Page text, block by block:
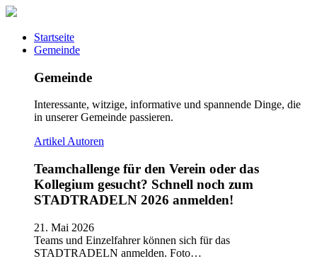
Startseite
Gemeinde
Gemeinde
Interessante, witzige, informative und spannende Dinge, die
in unserer Gemeinde passieren.
ArtikelAutoren
Teamchallenge für den Verein oder das
Kollegium gesucht? Schnell noch zum
STADTRADELN 2026 anmelden!
21. Mai 2026
Teams und Einzelfahrer können sich für das
STADTRADELN anmelden. Foto…